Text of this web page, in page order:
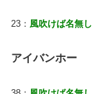
23： 風吹けば名無し
アイバンホー